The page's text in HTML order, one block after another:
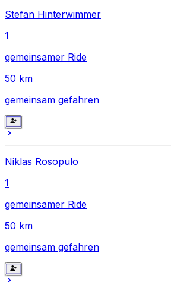
Stefan Hinterwimmer
1
gemeinsamer Ride
50 km
gemeinsam gefahren
Niklas Rosopulo
1
gemeinsamer Ride
50 km
gemeinsam gefahren